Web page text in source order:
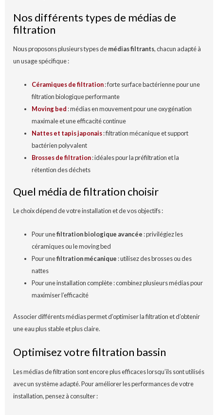
Nos différents types de médias de
filtration
Nous proposons plusieurs types demédias filtrants, chacun adapté à
un usage spécifique :
Céramiques de filtration: forte surface bactérienne pour une
filtration biologique performante
Moving bed : médias en mouvement pour une oxygénation
maximale et une efficacité continue
Nattes et tapis japonais: filtration mécanique et support
bactérien polyvalent
Brosses de filtration: idéales pour la préfiltration et la
rétention des déchets
Quel média de filtration choisir
Le choix dépend de votre installation et de vos objectifs :
Pour unefiltration biologique avancée : privilégiez les
céramiques ou le moving bed
Pour unefiltration mécanique : utilisez des brosses ou des
nattes
Pour une installation complète : combinez plusieurs médias pour
maximiser l’efficacité
Associer différents médias permet d’optimiser la filtration et d’obtenir
une eau plus stable et plus claire.
Optimisez votre filtration bassin
Les médias de filtration sont encore plus efficaces lorsqu’ils sont utilisés
avec un système adapté. Pour améliorer les performances de votre
installation, pensez à consulter :